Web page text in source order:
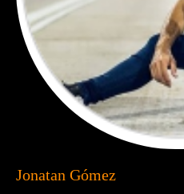
Jonatan Gómez